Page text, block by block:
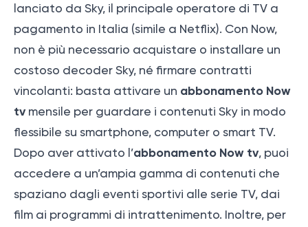
lanciato da Sky, il principale operatore di TV a
pagamento in Italia (simile a Netflix). Con Now,
non è più necessario acquistare o installare un
costoso decoder Sky, né firmare contratti
vincolanti: basta attivare un abbonamento Now
tvmensile per guardare i contenuti Sky in modo
flessibile su smartphone, computer o smart TV.
Dopo aver attivato l’abbonamento Now tv, puoi
accedere a un’ampia gamma di contenuti che
spaziano dagli eventi sportivi alle serie TV, dai
film ai programmi di intrattenimento. Inoltre, per